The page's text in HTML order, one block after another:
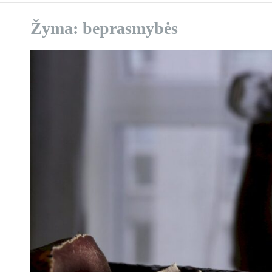
Žyma: beprasmybės